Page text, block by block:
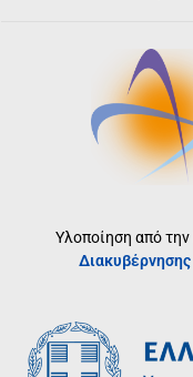
Υλοποίηση από την
Διακυβέρνησης